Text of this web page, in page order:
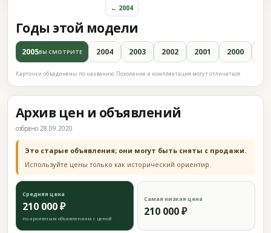
Годы этой модели
← 2004
2005ВЫ СМОТРИТЕ 2004 2003 2002 2001 2000
Карточки объединены по названию. Поколение и комплектация могут отличаться.
Архив цен и объявлений
собрано 28.09.2020
Это старые объявления; они могут быть сняты с продажи.
Используйте цены только как исторический ориентир.
Средняя цена
210 000 ₽
по архивным объявлениям с ценой
Самая низкая цена
210 000 ₽